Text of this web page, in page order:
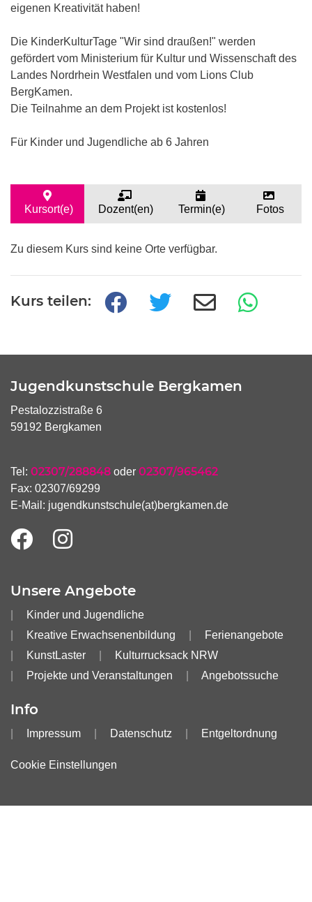
eigenen Kreativität haben!
Die KinderKulturTage "Wir sind draußen!" werden
gefördert vom Ministerium für Kultur und Wissenschaft des
Landes Nordrhein Westfalen und vom Lions Club
BergKamen.
Die Teilnahme an dem Projekt ist kostenlos!
Für Kinder und Jugendliche ab 6 Jahren
Kursort(e) Dozent(en) Termin(e) Fotos
Zu diesem Kurs sind keine Orte verfügbar.
Kurs teilen:
Jugendkunstschule Bergkamen
Pestalozzistraße 6
59192 Bergkamen
Tel: 02307/288848 oder 02307/965462
Fax: 02307/69299
E-Mail: jugendkunstschule(at)bergkamen.de
Unsere Angebote
Kinder und Jugendliche
Kreative Erwachsenenbildung
Ferienangebote
KunstLaster
Kulturrucksack NRW
Projekte und Veranstaltungen
Angebotssuche
Info
Impressum Datenschutz Entgeltordnung
Cookie Einstellungen